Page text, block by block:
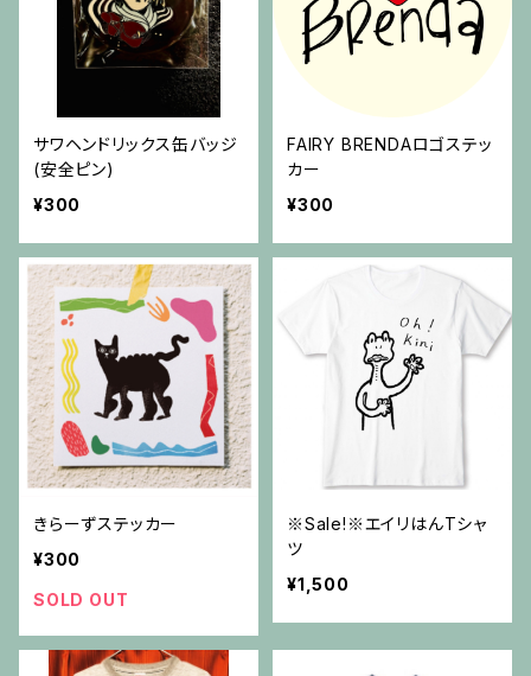
サワヘンドリックス缶バッジ
(安全ピン)
¥300
FAIRY BRENDAロゴステッ
カー
¥300
きらーずステッカー
¥300
SOLD OUT
※Sale!※エイリはんTシャ
ツ
¥1,500